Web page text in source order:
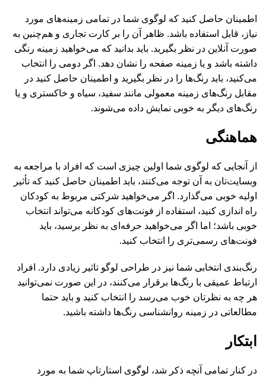
اطمینان حاصل کنید که لوگوی شما در تمامی زمینه‌های مورد
نیاز، قابل استفاده باشد. ظاهر آن را بر کارت تجاری و هم‌چنین به
صورت آنلاین در نظر بگیرید. باید بدانید که می‌خواهید زمینه رنگی
داشته باشد و یا زمینه صفحه را نشان دهد. اگر دومی را انتخاب
می‌کنید، باید رنگ‌ها را در نظر بگیرید و اطمینان حاصل کنید در
مقابل رنگ‌های زمینه معمولی مانند سفید، سیاه و خاکستری و یا
رنگ‌های دیگر به خوبی نمایش داده می‌شوند.
هماهنگی
از آنجایی که لوگوی شما اولین چیزی است که افراد با مراجعه به
وبسایت‌تان به آن توجه می‌کنند، باید اطمینان حاصل کنید که تأثیر
اولیه خوبی می‌گذارد. اگر می‌خواهید شرکتی مربوط به کودکان
راه اندازی کنید، استفاده از فونت‌های کودکانه‌ می‌تواند انتخاب
خوبی باشد؛ اما اگر می‌خواهید حرفه‌ای به نظر برسید، باید
فونت‌های رسمی‌تری را انتخاب کنید.
رنگ‌بندی انتخابی شما نیز در طراحی لوگو تاثیر زیادی دارد. افراد
ارتباط عمیقی با رنگ‌ها برقرار می‌کنند، در این صورت نمی‌توانید
هر چه به نظرتان خوب می‌رسد را انتخاب کنید و باید حتما
مطالعاتی در زمینه روانشناسی رنگ‌ها داشته باشید.
ابتکار
در کنار تمامی آنچه ذکر شد، لوگوی استارتاپ شما به مورد